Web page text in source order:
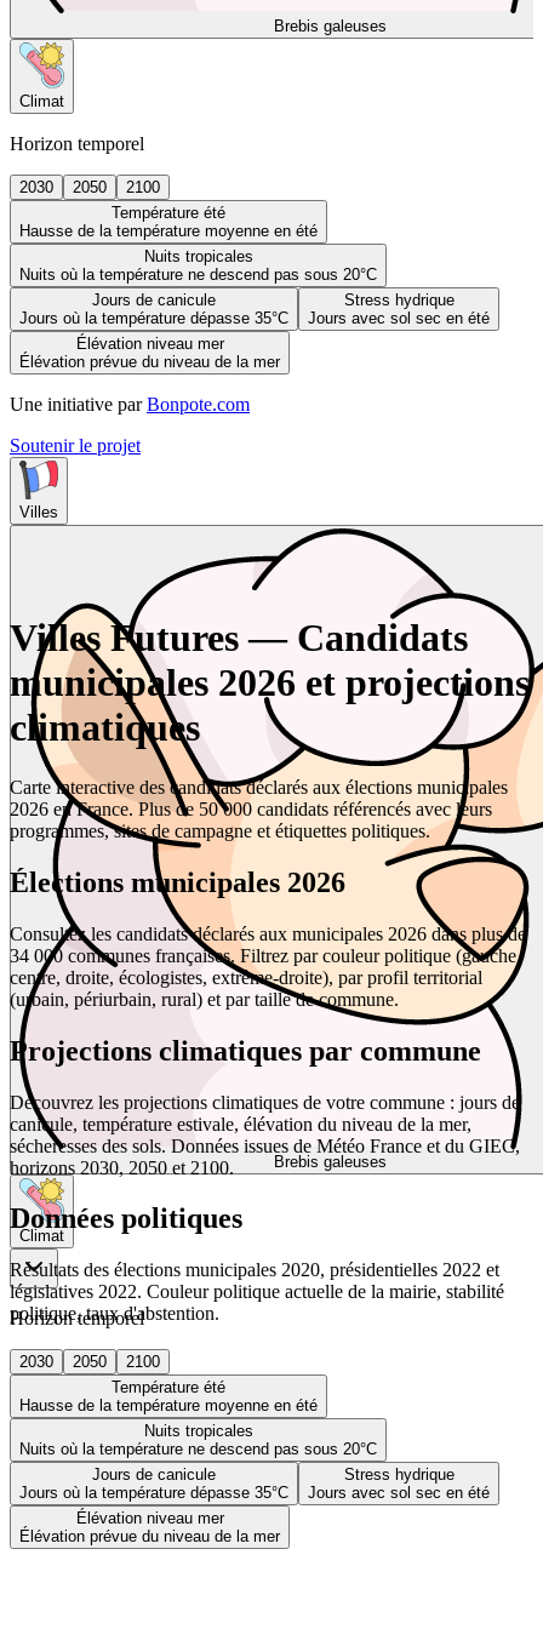
Brebis galeuses
Climat
Horizon temporel
2030 2050
2100
Température été
Hausse de la température moyenne en été
Nuits tropicales
Nuits où la température ne descend pas sous 20°C
Jours de canicule
Jours où la température dépasse 35°C
Stress hydrique
Jours avec sol sec en été
Élévation niveau mer
Élévation prévue du niveau de la mer
Une initiative par Bonpote.com
Soutenir le projet
Villes
Brebis galeuses
Climat
Horizon temporel
2030 2050
2100
Température été
Hausse de la température moyenne en été
Nuits tropicales
Nuits où la température ne descend pas sous 20°C
Jours de canicule
Jours où la température dépasse 35°C
Stress hydrique
Jours avec sol sec en été
Élévation niveau mer
Élévation prévue du niveau de la mer
Villes Futures — Candidats
municipales 2026 et projections
climatiques
Carte interactive des candidats déclarés aux élections municipales
2026 en France. Plus de 50 000 candidats référencés avec leurs
programmes, sites de campagne et étiquettes politiques.
Élections municipales 2026
Consultez les candidats déclarés aux municipales 2026 dans plus de
34 000 communes françaises. Filtrez par couleur politique (gauche,
centre, droite, écologistes, extrême-droite), par profil territorial
(urbain, périurbain, rural) et par taille de commune.
Projections climatiques par commune
Découvrez les projections climatiques de votre commune : jours de
canicule, température estivale, élévation du niveau de la mer,
sécheresses des sols. Données issues de Météo France et du GIEC,
horizons 2030, 2050 et 2100.
Données politiques
Résultats des élections municipales 2020, présidentielles 2022 et
législatives 2022. Couleur politique actuelle de la mairie, stabilité
politique, taux d'abstention.